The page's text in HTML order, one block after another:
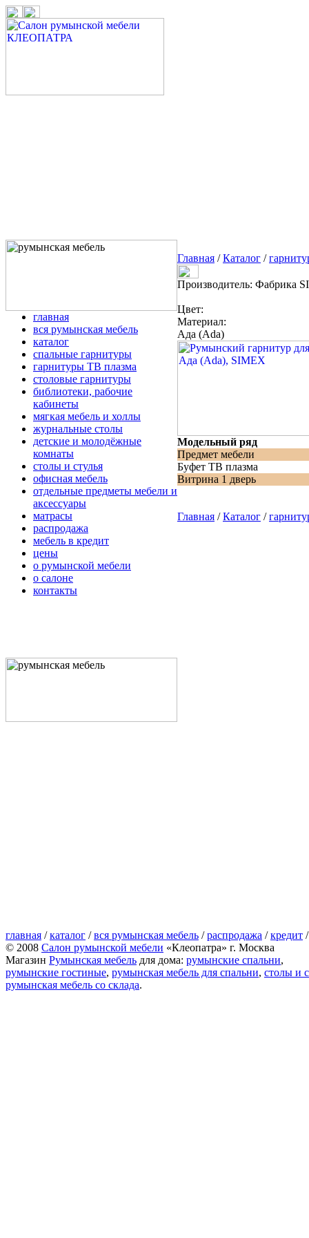
главная
вся румынская мебель
каталог
спальные гарнитуры
гарнитуры ТВ плазма
столовые гарнитуры
библиотеки, рабочие
кабинеты
мягкая мебель и холлы
журнальные столы
детские и молодёжные
комнаты
столы и стулья
офисная мебель
отдельные предметы мебели и
аксессуары
матрасы
распродажа
мебель в кредит
цены
о румынской мебели
о салоне
контакты
Главная /Каталог /
Производитель: Фабрика
Цвет:
Материал:
Ада (Ada)
Модельный ряд
Предмет мебели
Буфет ТВ плазма
Витрина 1 дверь
Главная /Каталог /
главная /каталог /вся румынская мебель /распродажа /кредит
© 2008 Салон румынской мебели «Клеопатра» г. Москва
Магазин Румынская мебель для дома: румынские спальни,
румынские гостиные, румынская мебель для спальни, столы и
румынская мебель со склада.